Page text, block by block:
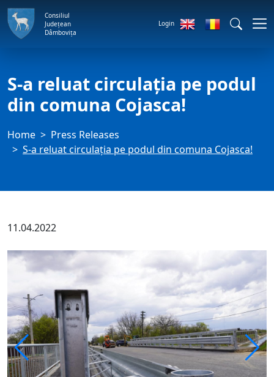
Consiliul
Județean
Dâmbovița
Login
S-a reluat circulația pe podul
din comuna Cojasca!
Home
Press Releases
S-a reluat circulația pe podul din comuna Cojasca!
11.04.2022